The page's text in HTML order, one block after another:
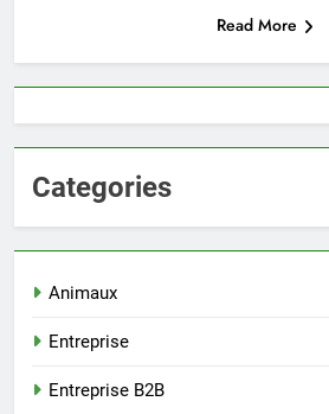
Read More
Categories
Animaux
Entreprise
Entreprise B2B